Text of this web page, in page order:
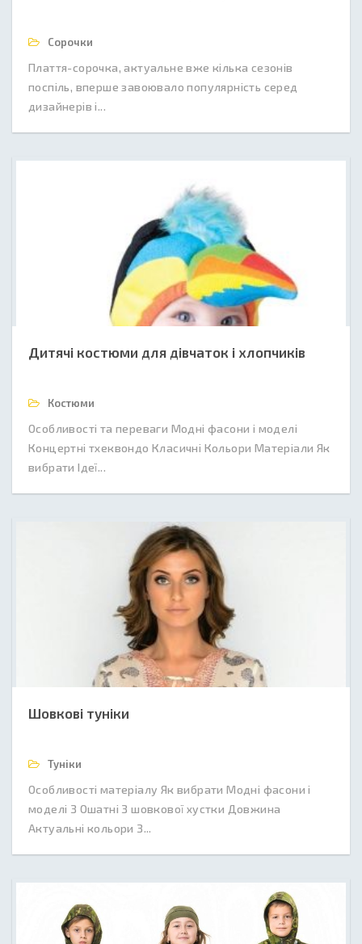
Сорочки
Плаття-сорочка, актуальне вже кілька сезонів
поспіль, вперше завоювало популярність серед
дизайнерів і...
Дитячі костюми для дівчаток і хлопчиків
Костюми
Особливості та переваги Модні фасони і моделі
Концертні тхеквондо Класичні Кольори Матеріали Як
вибрати Ідеї...
Шовкові туніки
Туніки
Особливості матеріалу Як вибрати Модні фасони і
моделі З Ошатні З шовкової хустки Довжина
Актуальні кольори З...